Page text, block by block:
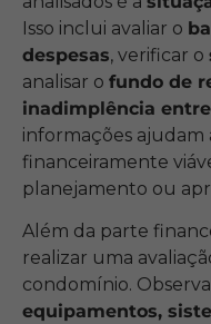
Isso inclui avaliar o
despesas, verificar o
analisar o fundo de
inadimplência
informações ajudam
financeiramente
planejamento ou
Além da parte
realizar uma
condomínio.
equipamentos,